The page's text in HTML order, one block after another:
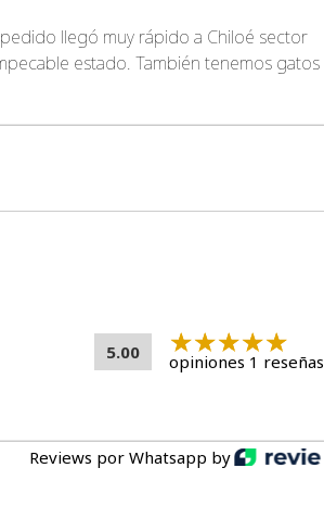
llegó muy rápido a Chiloé sector
estado. También tenemos gatos
5.00 opiniones 1 reseñas
Reviews por Whatsapp by